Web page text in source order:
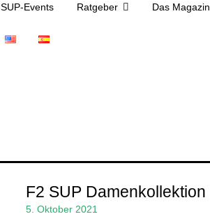
SUP-Events Ratgeber Das Magazin
F2 SUP Damenkollektion
5. Oktober 2021